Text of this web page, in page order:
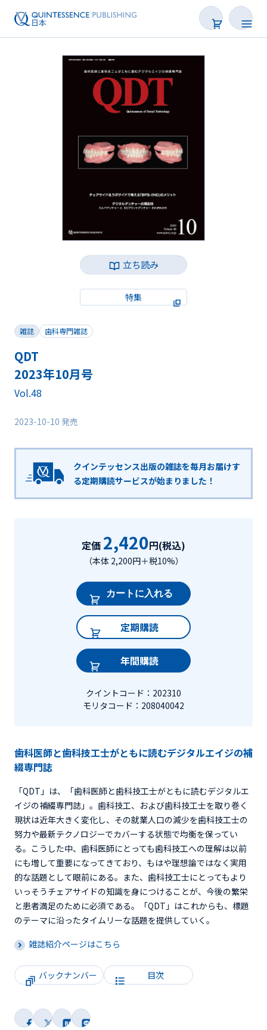
書籍
雑誌
映像
電子BOOK
著者一覧
立ち読み
特集
雑誌 歯科専門雑誌
QDT
2023年10月号
Vol.48
2023-10-10 発売
クインテッセンス出版の雑誌を毎月お届けす
る定期購読サービスが始まりました！
定価 2,420円(税込)
（本体 2,200円＋税10%）
カートに入れる
定期購読
年間購読
クイントコード：202310
モリタコード：208040042
歯科医師と歯科技工士がともに読むデジタルエイジの補
綴専門誌
「QDT」は、「歯科医師と歯科技工士がともに読むデジタルエ
イジの補綴専門誌」。歯科技工、および歯科技工士を取り巻く
現状は近年大きく変化し、その就業人口の減少を歯科技工士の
努力や最新テクノロジーでカバーする状態で均衡を保ってい
る。こうした中、歯科医師にとっても歯科技工への理解は以前
にも増して重要になってきており、もはや理想論ではなく実用
的な話題として眼前にある。また、歯科技工士にとってもより
いっそうチェアサイドの知識を身につけることが、今後の繁栄
と患者満足のために必須である。「QDT」はこれからも、標題
のテーマに沿ったタイムリーな話題を提供していく。
雑誌紹介ページはこちら
バックナンバー 目次